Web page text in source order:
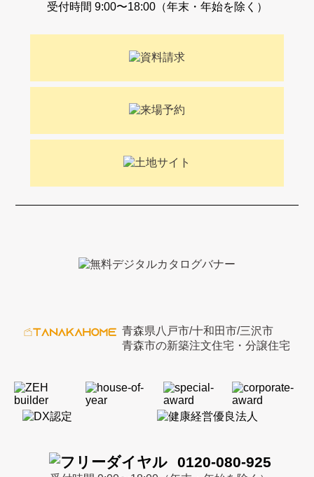
受付時間 9:00〜18:00（年末・年始を除く）
青森県八戸市/十和田市/三沢市
青森市の新築注文住宅・分譲住宅
0120-080-925